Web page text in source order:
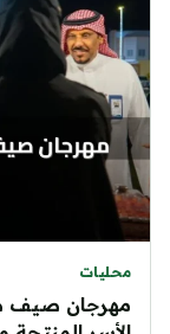
محليات